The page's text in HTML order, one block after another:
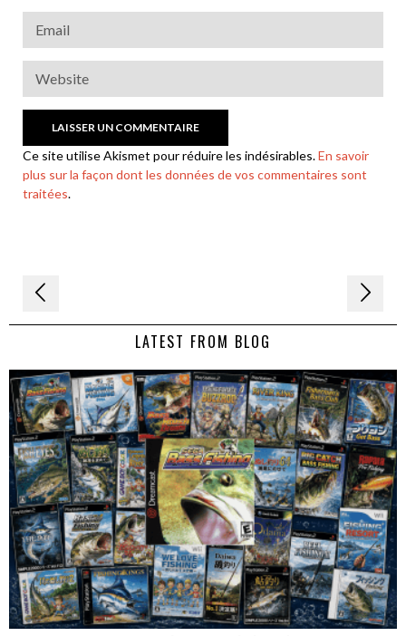
Ce site utilise Akismet pour réduire les indésirables.En savoir
plus sur la façon dont les données de vos commentaires sont
traitées.
Navigation
de LATEST FROM BLOG